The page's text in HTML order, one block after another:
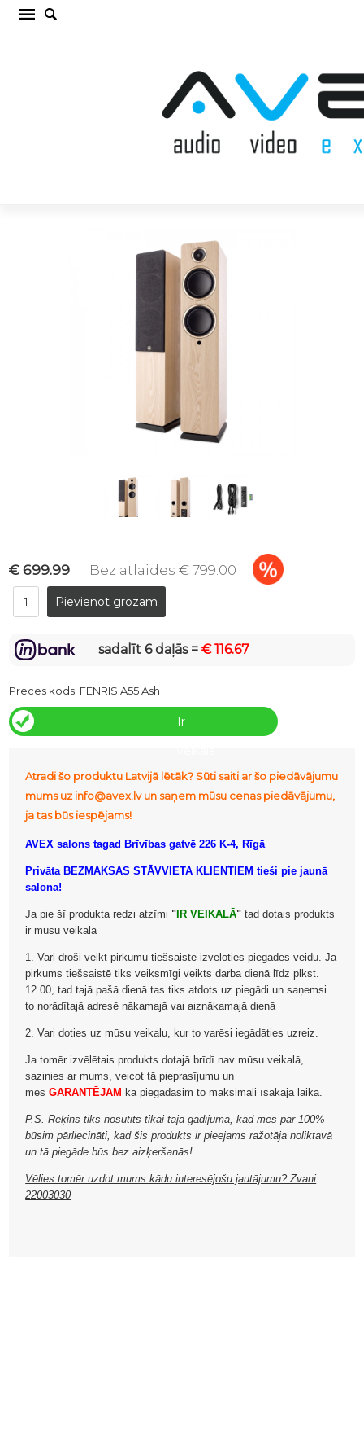
ARGON AUDIO FENRIS A55 Ash OUTLET (cena
€ 699.99 Bez atlaides € 799.00
sadalīt 6 daļās =€ 116.67
Preces kods: FENRIS A55 Ash
Ir
Atradi šo produktu Latvijā lētāk? Sūti saiti ar šo piedāvājumu
mums uz info@avex.lv un saņem mūsu cenas piedāvājumu,
ja tas būs iespējams!
AVEX salons tagad Brīvības gatvē 226 K-4, Rīgā
Privāta BEZMAKSAS STĀVVIETA KLIENTIEM tieši pie jaunā
salona!
Ja pie šī produkta redzi atzīmi " IR VEIKALĀ" tad dotais produkts
ir mūsu veikalā
1. Vari droši veikt pirkumu tiešsaistē izvēloties piegādes veidu. Ja
pirkums tiešsaistē tiks veiksmīgi veikts darba dienā līdz plkst.
12.00, tad tajā pašā dienā tas tiks atdots uz piegādi un saņemsi
to norādītajā adresē nākamajā vai aiznākamajā dienā
2. Vari doties uz mūsu veikalu, kur to varēsi iegādāties uzreiz.
Ja tomēr izvēlētais produkts dotajā brīdī nav mūsu veikalā,
sazinies ar mums, veicot tā pieprasījumu un
mēsGARANTĒJAM ka piegādāsim to maksimāli īsākajā laikā.
P.S. Rēķins tiks nosūtīts tikai tajā gadījumā, kad mēs par 100%
būsim pārliecināti, kad šis produkts ir pieejams ražotāja noliktavā
un tā piegāde būs bez aizķeršanās!
Vēlies tomēr uzdot mums kādu interesējošu jautājumu? Zvani
22003030